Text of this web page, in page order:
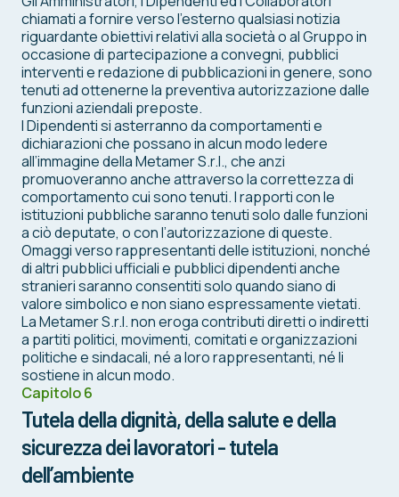
chiamati a fornire verso l’esterno qualsiasi notizia
riguardante obiettivi relativi alla società o al Gruppo in
occasione di partecipazione a convegni, pubblici
interventi e redazione di pubblicazioni in genere, sono
tenuti ad ottenerne la preventiva autorizzazione dalle
funzioni aziendali preposte.
I Dipendenti si asterranno da comportamenti e
dichiarazioni che possano in alcun modo ledere
all’immagine della Metamer S.r.l., che anzi
promuoveranno anche attraverso la correttezza di
comportamento cui sono tenuti. I rapporti con le
istituzioni pubbliche saranno tenuti solo dalle funzioni
a ciò deputate, o con l’autorizzazione di queste.
Omaggi verso rappresentanti delle istituzioni, nonché
di altri pubblici ufficiali e pubblici dipendenti anche
stranieri saranno consentiti solo quando siano di
valore simbolico e non siano espressamente vietati.
La Metamer S.r.l. non eroga contributi diretti o indiretti
a partiti politici, movimenti, comitati e organizzazioni
politiche e sindacali, né a loro rappresentanti, né li
sostiene in alcun modo.
Capitolo 6
Tutela della dignità, della salute e della
sicurezza dei lavoratori - tutela
dell’ambiente